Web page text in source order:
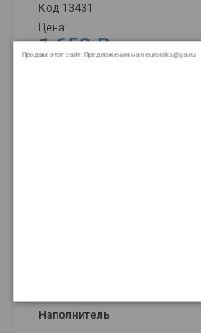
Код 13431
Цена:
1 650 ₽
Наполнитель
Продам этот сайт. Предложения на neuroniks@ya.ru